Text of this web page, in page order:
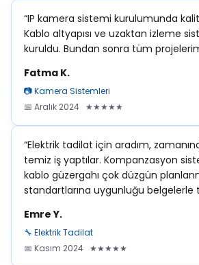
“IP kamera sistemi kurulumunda
Kablo altyapısı ve uzaktan izleme
kuruldu. Bundan sonra tüm
Fatma K.
📷 Kamera Sistemleri
📅 Aralık 2024 ★★★★★
“Elektrik tadilat için aradım,
temiz iş yaptılar. Kompanzasyon
kablo güzergahı çok düzgün
standartlarına uygunluğu belgelerle
Emre Y.
🔧 Elektrik Tadilat
📅 Kasım 2024 ★★★★★